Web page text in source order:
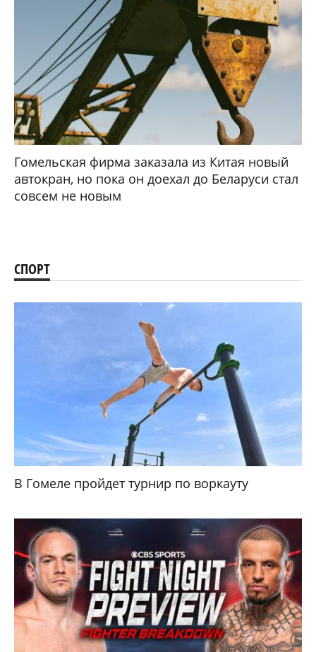
Гомельская фирма заказала из Китая новый
автокран, но пока он доехал до Беларуси стал
совсем не новым
СПОРТ
В Гомеле пройдет турнир по воркауту